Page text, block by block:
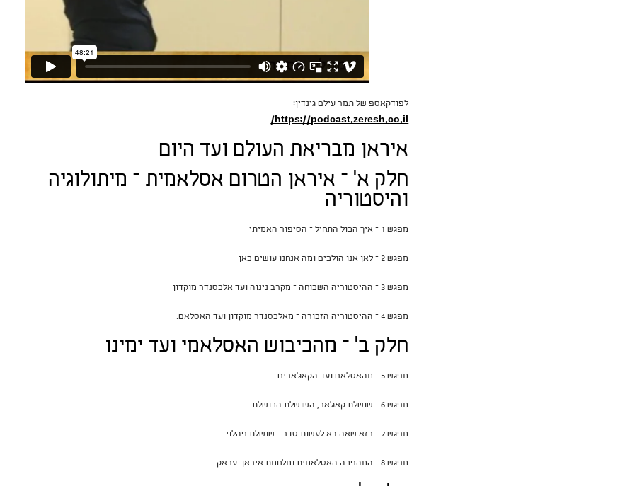
לפודקאספ של תמר עילם גינדין:
https://podcast.zeresh.co.il/
איראן מבריאת העולם ועד היום
חלק א' – איראן הטרום אסלאמית – מיתולוגיה
והיסטוריה
מפגש 1 – איך הכול התחיל – הסיפור האמיתי
מפגש 2 – לאן אנו הולכים ומה אנחנו עושים כאן
מפגש 3 – ההיסטוריה השכוחה – מקרב נינוה ועד אלכסנדר מוקדון
מפגש 4 – ההיסטוריה הזכורה – מאלכסנדר מוקדון ועד האסלאם.
חלק ב' – מהכיבוש האסלאמי ועד ימינו
מפגש 5 – מהאסלאם ועד הקאג'ארים
מפגש 6 – שושלת קאג'אר, השושלת הכושלת
מפגש 7 – רזא שאה בא לעשות סדר – שושלת פהלוי
מפגש 8 – המהפכה האסלאמית ומלחמת איראן-עראק